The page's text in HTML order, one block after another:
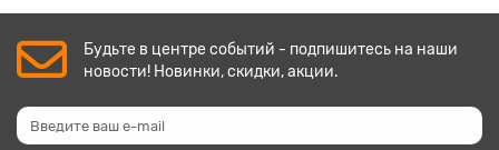
Будьте в центре событий - подпишитесь на наши
новости! Новинки, скидки, акции.